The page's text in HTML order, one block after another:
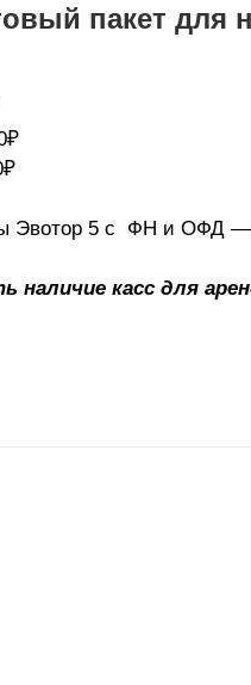
пакет для
Эвотор 5 с ФН и ОФД —
касс для